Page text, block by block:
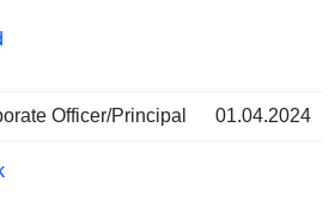
Officer/Principal 01.04.2024